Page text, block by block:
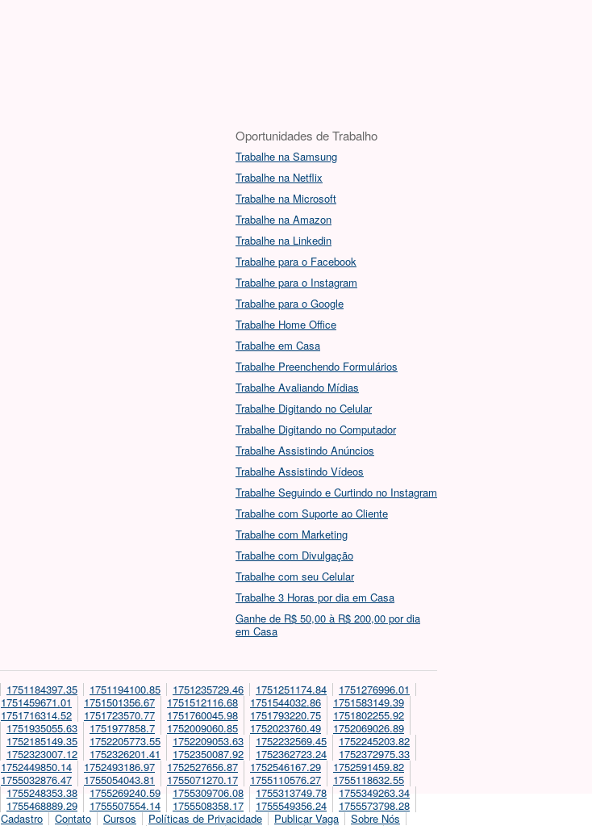
Oportunidades de Trabalho
Trabalhe na Samsung
Trabalhe na Netflix
Trabalhe na Microsoft
Trabalhe na Amazon
Trabalhe na Linkedin
Trabalhe para o Facebook
Trabalhe para o Instagram
Trabalhe para o Google
Trabalhe Home Office
Trabalhe em Casa
Trabalhe Preenchendo Formulários
Trabalhe Avaliando Mídias
Trabalhe Digitando no Celular
Trabalhe Digitando no Computador
Trabalhe Assistindo Anúncios
Trabalhe Assistindo Vídeos
Trabalhe Seguindo e Curtindo no Instagram
Trabalhe com Suporte ao Cliente
Trabalhe com Marketing
Trabalhe com Divulgação
Trabalhe com seu Celular
Trabalhe 3 Horas por dia em Casa
Ganhe de R$ 50,00 à R$ 200,00 por dia
em Casa
1751184397.35 1751194100.85 1751235729.46 1751251174.84
1751276996.01
1751459671.01 1751501356.67 1751512116.68 1751544032.86
1751583149.39
1751716314.52 1751723570.77 1751760045.98 1751793220.75
1751802255.92
1751935055.63 1751977858.7 1752009060.85 1752023760.49
1752069026.89
1752185149.35 1752205773.55 1752209053.63 1752232569.45
1752245203.82
1752323007.12 1752326201.41 1752350087.92 1752362723.24
1752372975.33
1752449850.14 1752493186.97 1752527656.87 1752546167.29
1752591459.82
1755032876.47 1755054043.81 1755071270.17 1755110576.27
1755118632.55
1755248353.38 1755269240.59 1755309706.08 1755313749.78
1755349263.34
1755468889.29 1755507554.14 1755508358.17 1755549356.24
1755573798.28
Cadastro Contato Cursos Políticas de Privacidade Publicar Vaga
Sobre Nós